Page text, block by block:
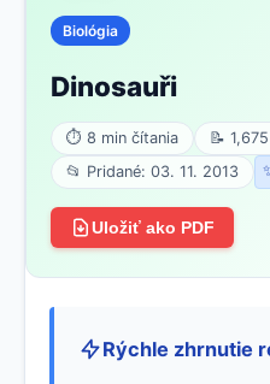
Biológia
Dinosauři
⏱ 8 min čítania 📝
📂 Pridané: 03. 11. 2013
Uložiť ako PDF
Rýchle zhrnutie